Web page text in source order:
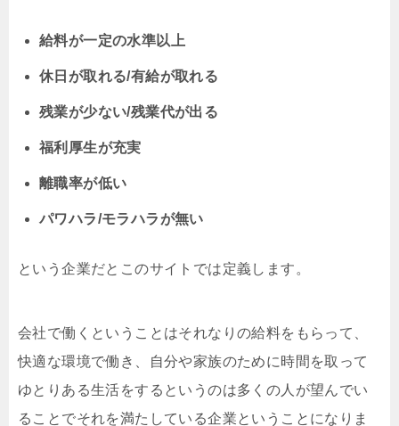
給料が一定の水準以上
休日が取れる/有給が取れる
残業が少ない/残業代が出る
福利厚生が充実
離職率が低い
パワハラ/モラハラが無い
という企業だとこのサイトでは定義します。
会社で働くということはそれなりの給料をもらって、
快適な環境で働き、自分や家族のために時間を取って
ゆとりある生活をするというのは多くの人が望んでい
ることでそれを満たしている企業ということになりま